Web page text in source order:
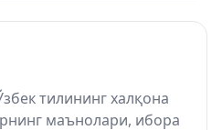
тилининг халқона
маънолари, ибора